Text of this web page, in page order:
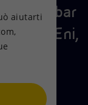
Jabbar
l'AD di Eni,
aiutarti